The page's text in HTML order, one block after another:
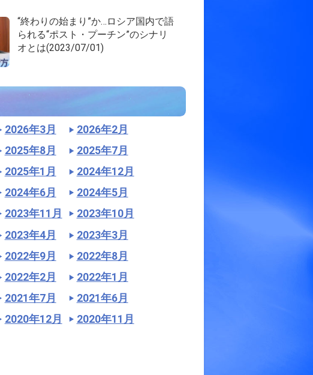
“終わりの始まり”か…ロシア国内で語
られる“ポスト・プーチン”のシナリ
オとは(2023/07/01)
2026年3月
2026年2月
2025年8月
2025年7月
2025年1月
2024年12月
2024年6月
2024年5月
2023年11月
2023年10月
2023年4月
2023年3月
2022年9月
2022年8月
2022年2月
2022年1月
2021年7月
2021年6月
2020年12月
2020年11月